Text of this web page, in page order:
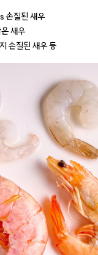
손질된 새우
새우
손질된 새우 등